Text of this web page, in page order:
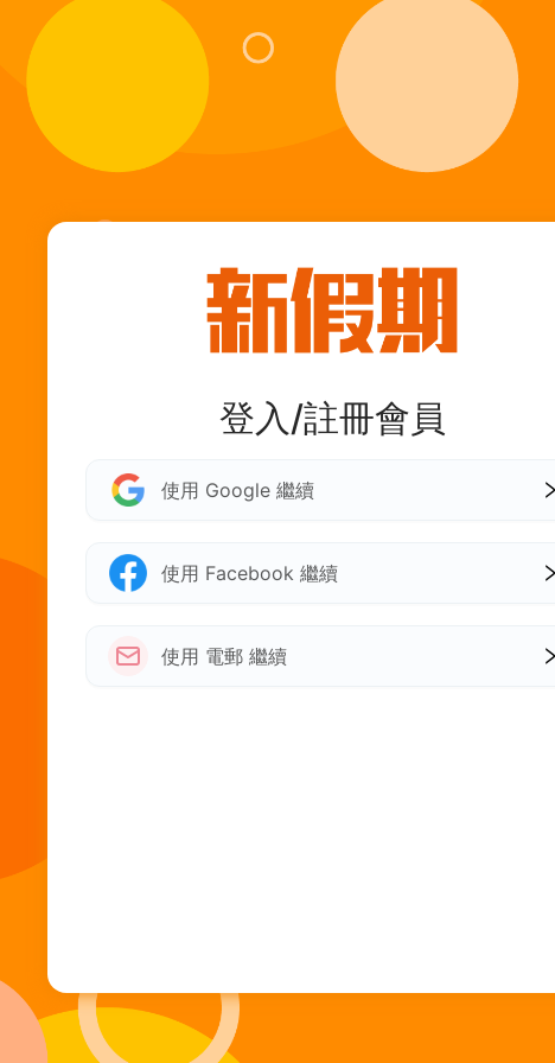
登入/註冊會員
使用 Google 繼續
使用 Facebook 繼續
使用 電郵 繼續